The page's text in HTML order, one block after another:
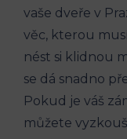
vaše dveře v
věc, kterou
nést si klidnou
se dá snadno
Pokud je váš
můžete